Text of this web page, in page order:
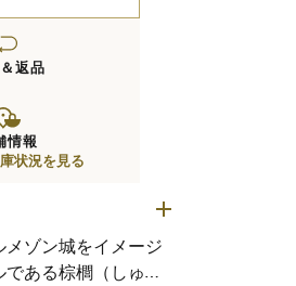
返品
情報
状況を見る
ゾン城をイメージ
ある棕櫚（しゅ